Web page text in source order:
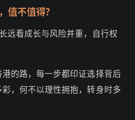
值不值得？
远看成长与风险并重，自行权
的路，每一步都印证选择背后
，何不以理性拥抱，转身时多